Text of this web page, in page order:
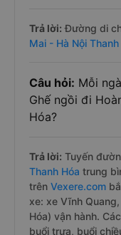
Trả lời: Đường di
Mai - Hà Nội Thanh
Câu hỏi: Mỗi
Ghế ngồi đi
Hóa?
Trả lời: Tuyến
Thanh Hóa trung
trên Vexere.com
xe: xe Vĩnh
Hóa) vận hành.
buổi trưa, buổi